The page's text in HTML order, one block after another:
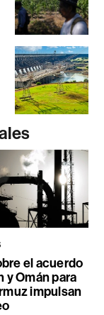
el acuerdo
y Omán para
impulsan